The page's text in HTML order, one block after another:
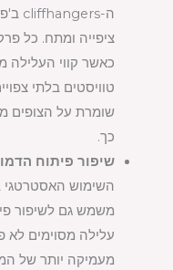
ציפייה ומתח. כל
כאשר קווי העלילה
טוויסטים בלתי
שומרת על הצופים
כך.
שיפור פיתוח
משמש גם לשיפור
עלילה מסוימים
מעמיקה יותר של